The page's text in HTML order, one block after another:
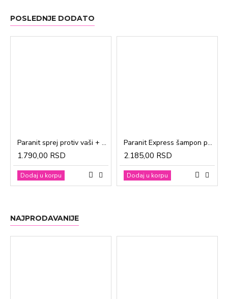
POSLEDNJE DODATO
Paranit sprej protiv vaši + češalj 100ml
1.790,00 RSD
Dodaj u korpu
Paranit Express šampon protiv vaši + češalj 200ml
2.185,00 RSD
Dodaj u korpu
NAJPRODAVANIJE